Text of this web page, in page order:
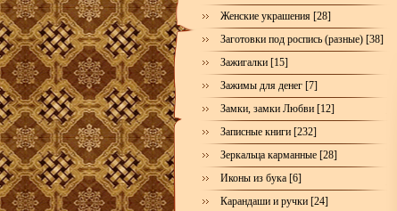
Женские украшения [28]
Заготовки под роспись (разные) [38]
Зажигалки [15]
Зажимы для денег [7]
Замки, замки Любви [12]
Записные книги [232]
Зеркальца карманные [28]
Иконы из бука [6]
Карандаши и ручки [24]